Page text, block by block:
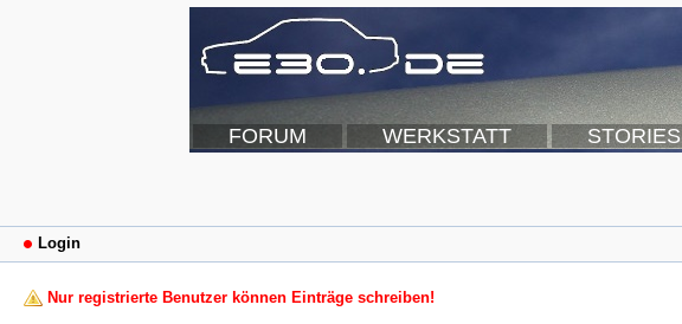
FORUM WERKSTATT STORIES
Login
Nur registrierte Benutzer können Einträge schreiben!